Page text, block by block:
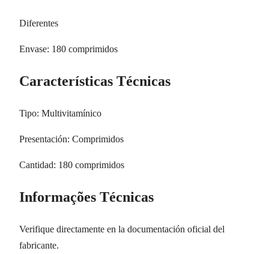
Diferentes
Envase: 180 comprimidos
Características Técnicas
Tipo: Multivitamínico
Presentación: Comprimidos
Cantidad: 180 comprimidos
Informações Técnicas
Verifique directamente en la documentación oficial del
fabricante.